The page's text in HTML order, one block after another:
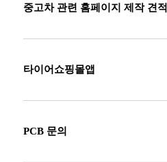
중고차 관련 홈페이지 제작 견적
타이어쇼핑몰앱
PCB 문의